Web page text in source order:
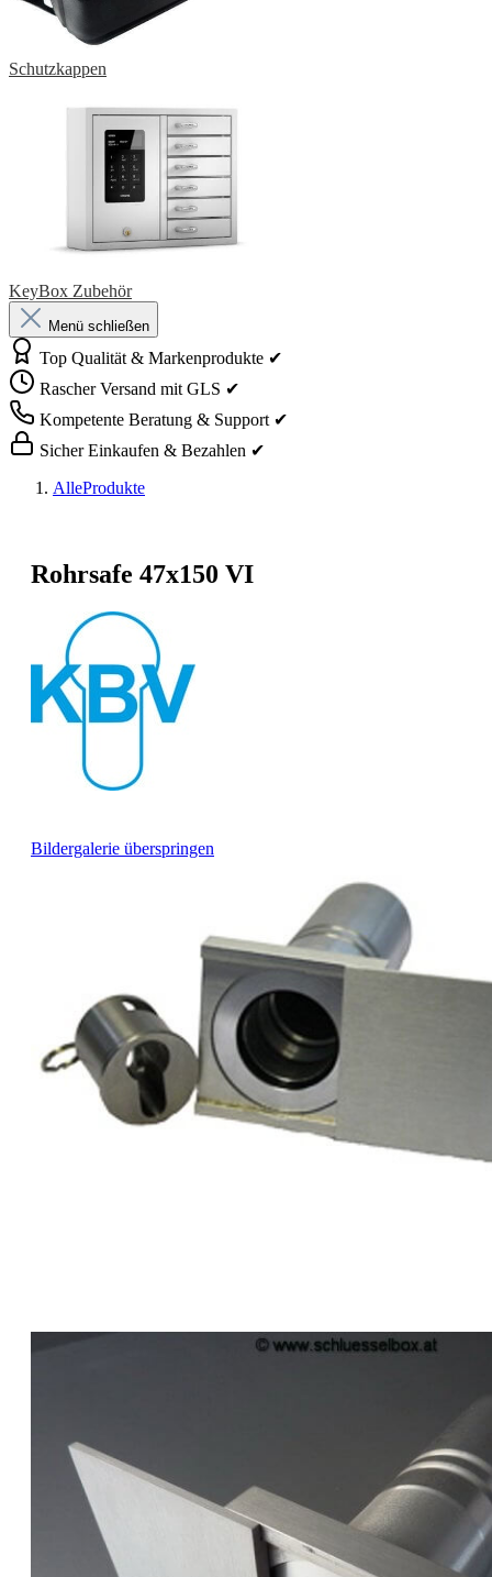
Schutzkappen
KeyBox Zubehör
Menü schließen
Top Qualität & Markenprodukte ✔
Rascher Versand mit GLS ✔
Kompetente Beratung & Support ✔
Sicher Einkaufen & Bezahlen ✔
AlleProdukte
Rohrsafe 47x150 VI
Bildergalerie überspringen